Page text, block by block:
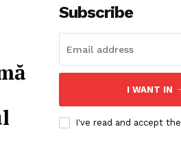
Subscribe
I WANT IN
I've read and accept the